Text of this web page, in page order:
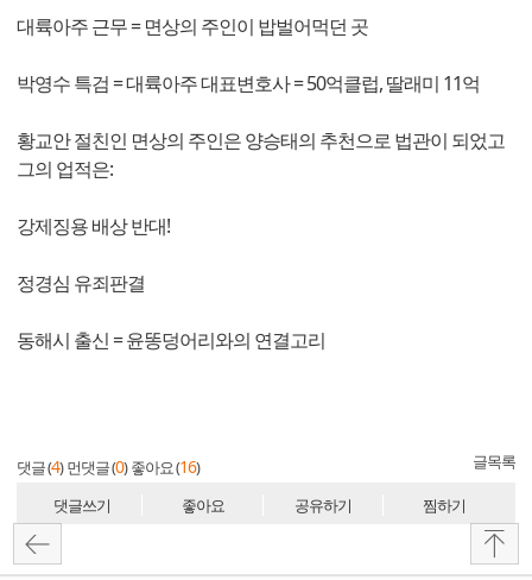
대륙아주 근무 = 면상의 주인이 밥벌어먹던 곳
박영수 특검 = 대륙아주 대표변호사 = 50억클럽, 딸래미 11억
황교안 절친인 면상의 주인은 양승태의 추천으로 법관이 되었고
그의 업적은:
강제징용 배상 반대!
정경심 유죄판결
동해시 출신 = 윤똥덩어리와의 연결고리
댓글 (4) 먼댓글 (0) 좋아요 (16) 글목록
댓글쓰기 좋아요 공유하기 찜하기